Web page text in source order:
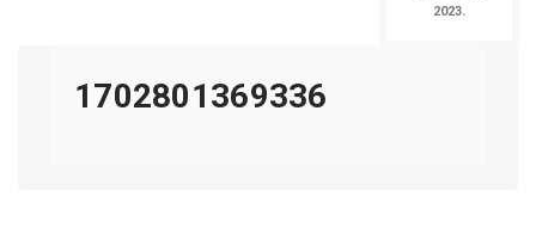
2023.
1702801369336